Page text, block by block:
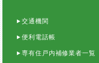
交通機関
便利電話帳
専有住戸内補修業者一覧